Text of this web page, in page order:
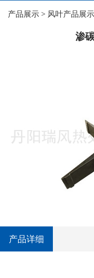
渗碳炉铸
产品展示> 风叶产品展示
渗
产品详细